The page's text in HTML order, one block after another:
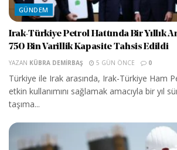
GÜNDEM
Irak-Türkiye Petrol Hattında Bir Yıllık
750 Bin Varillik Kapasite Tahsis Edildi
YAZAN KÜBRA DEMIRBAŞ 5 GÜN ÖNCE 0
Türkiye ile Irak arasında, Irak-Türkiye Ham
etkin kullanımını sağlamak amacıyla bir yıl
taşıma...